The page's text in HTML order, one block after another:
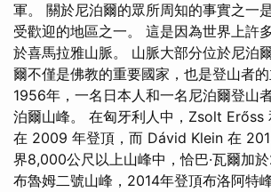
軍。 關於尼泊爾的眾所周知的事實之一
受歡迎的地區之一。 這是因為世界上許
於喜馬拉雅山脈。 山脈大部分位於尼泊
爾不僅是佛教的重要國家，也是登山者的
1956年，一名日本人和一名尼泊爾登山
泊爾山峰。 在匈牙利人中，Zsolt Erőss
在 2009 年登頂，而 Dávid Klein 在
界8,000公尺以上山峰中，恰巴·瓦爾加
布魯姆二號山峰，2014年登頂布洛阿特